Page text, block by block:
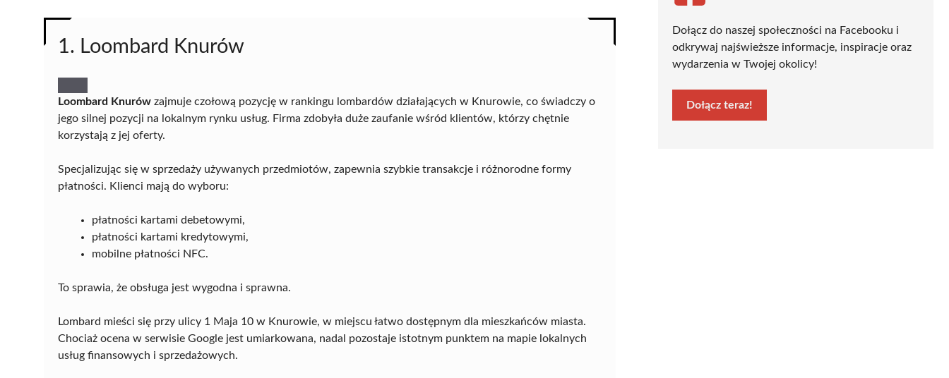
1. Loombard Knurów
Loombard Knurów zajmuje czołową pozycję w rankingu lombardów działających w Knurowie, co świadczy o
jego silnej pozycji na lokalnym rynku usług. Firma zdobyła duże zaufanie wśród klientów, którzy chętnie
korzystają z jej oferty.
Specjalizując się w sprzedaży używanych przedmiotów, zapewnia szybkie transakcje i różnorodne formy
płatności. Klienci mają do wyboru:
płatności kartami debetowymi,
płatności kartami kredytowymi,
mobilne płatności NFC.
To sprawia, że obsługa jest wygodna i sprawna.
Lombard mieści się przy ulicy 1 Maja 10 w Knurowie, w miejscu łatwo dostępnym dla mieszkańców miasta.
Chociaż ocena w serwisie Google jest umiarkowana, nadal pozostaje istotnym punktem na mapie lokalnych
usług finansowych i sprzedażowych.
Dołącz do naszej społeczności na Facebooku i
odkrywaj najświeższe informacje, inspiracje oraz
wydarzenia w Twojej okolicy!
Dołącz teraz!